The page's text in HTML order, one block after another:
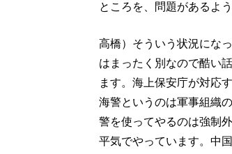
ところを、問題があるよう
高橋）そういう状況にな
はまったく別なので酷い
ます。海上保安庁が対応
海警というのは軍事組織
警を使ってやるのは強制
平気でやっています。中